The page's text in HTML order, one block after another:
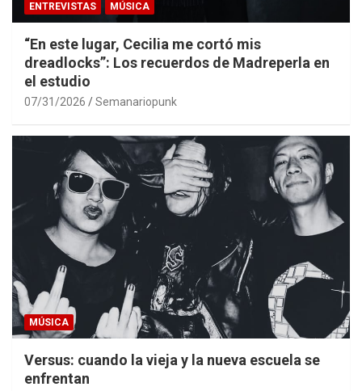
ENTREVISTAS MÚSICA
“En este lugar, Cecilia me cortó mis
dreadlocks”: Los recuerdos de Madreperla en
el estudio
07/31/2026 Semanariopunk
MÚSICA
Versus: cuando la vieja y la nueva escuela se
enfrentan